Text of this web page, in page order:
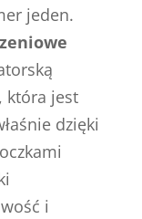
jeden.
która jest
dzięki
i